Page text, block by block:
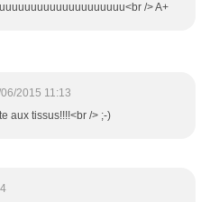
/> A+
2015 11:13
aux tissus!!!!<br /> ;-)